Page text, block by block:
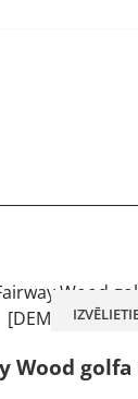
Wood golfa